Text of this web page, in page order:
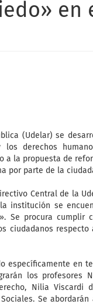
en
(Udelar) se
los derechos
a la propuesta de
por parte de la
Central de la
institución se
Se procura cumplir
ciudadanos respecto
específicamente en
los profesores
Nilia Viscardi
Se